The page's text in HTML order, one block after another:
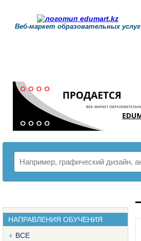
Веб-маркет образовательных услуг
НАПРАВЛЕНИЯ ОБУЧЕНИЯ
ВСЕ